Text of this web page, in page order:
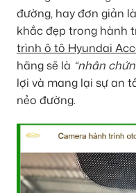
đường, hay đơn giản
khắc đẹp trong hành
trình ô tô Hyundai
hãng sẽ là “nhân
lợi và mang lại sự an
nẻo đường.